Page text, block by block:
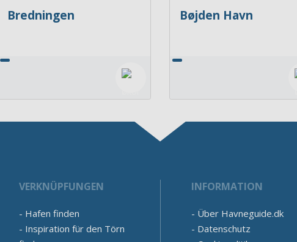
Bredningen Bøjden Havn
VERKNÜPFUNGEN
Hafen finden
Inspiration für den Törn
INFORMATION
Über Havneguide.dk
Datenschutz